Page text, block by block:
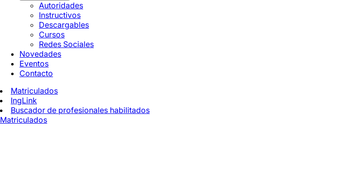
Autoridades
Instructivos
Descargables
Cursos
Redes Sociales
Novedades
Eventos
Contacto
Matriculados
IngLink
Buscador de profesionales habilitados
Matriculados